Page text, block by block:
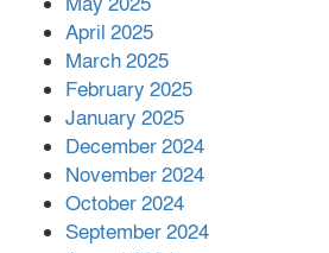
সহায়তা দিলেন
April 2025
March 2025
February 2025
January 2025
December 2024
November 2024
October 2024
September 2024